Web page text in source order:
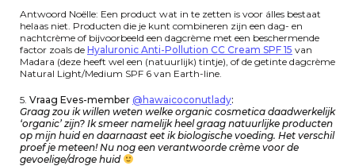
Antwoord Noëlle: Een product wat in te zetten is voor álles bestaat
helaas niet. Producten die je kunt combineren zijn een dag- en
nachtcrème of bijvoorbeeld een dagcrème met een beschermende
factor zoals de Hyaluronic Anti-Pollution CC Cream SPF 15 van
Madara (deze heeft wel een (natuurlijk) tintje), of de getinte dagcrème
Natural Light/Medium SPF 6 van Earth-line.
5. Vraag Eves-member @hawaicoconutlady:
Graag zou ik willen weten welke organic cosmetica daadwerkelijk
‘organic’ zijn? Ik smeer namelijk heel graag natuurlijke producten
op mijn huid en daarnaast eet ik biologische voeding. Het verschil
proef je meteen! Nu nog een verantwoorde crème voor de
gevoelige/droge huid